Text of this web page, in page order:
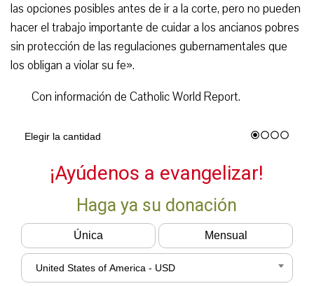
las opciones posibles antes de ir a la corte, pero no pueden
hacer el trabajo importante de cuidar a los ancianos pobres
sin protección de las regulaciones gubernamentales que
los obligan a violar su fe».
Con información de Catholic World Report.